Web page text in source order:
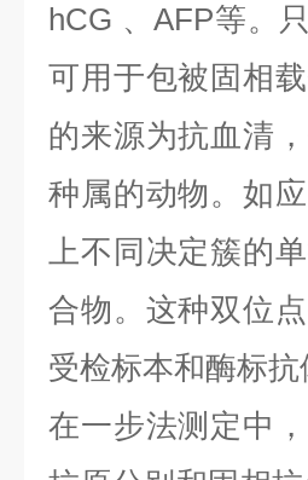
hCG 、AFP等。
可用于包被固相
的来源为抗血清
种属的动物。如
上不同决定簇的
合物。这种双位
受检标本和酶标
在一步法测定中